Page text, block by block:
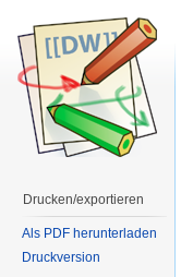
Drucken/exportieren
Als PDF herunterladen
Druckversion